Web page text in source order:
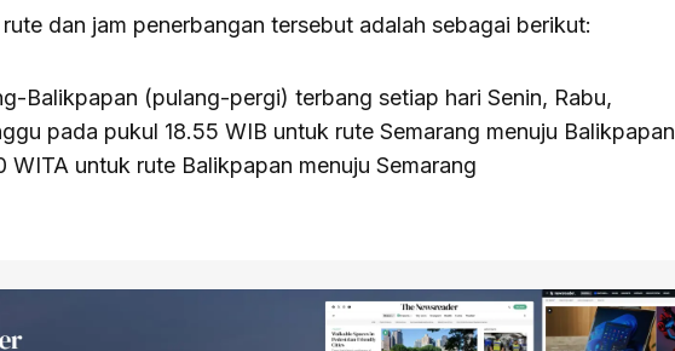
dan jam penerbangan tersebut adalah sebagai berikut:
Balikpapan (pulang-pergi) terbang setiap hari Senin, Rabu,
pada pukul 18.55 WIB untuk rute Semarang menuju Balikpapan
WITA untuk rute Balikpapan menuju Semarang